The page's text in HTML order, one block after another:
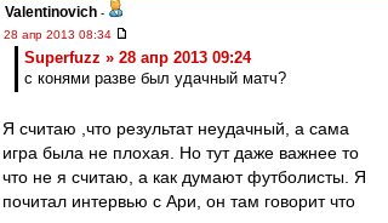
Valentinovich -
28 апр 2013 08:34
Superfuzz » 28 апр 2013 09:24
с конями разве был удачный матч?
Я считаю ,что результат неудачный, а сама
игра была не плохая. Но тут даже важнее то
что не я считаю, а как думают футболисты. Я
почитал интервью с Ари, он там говорит что